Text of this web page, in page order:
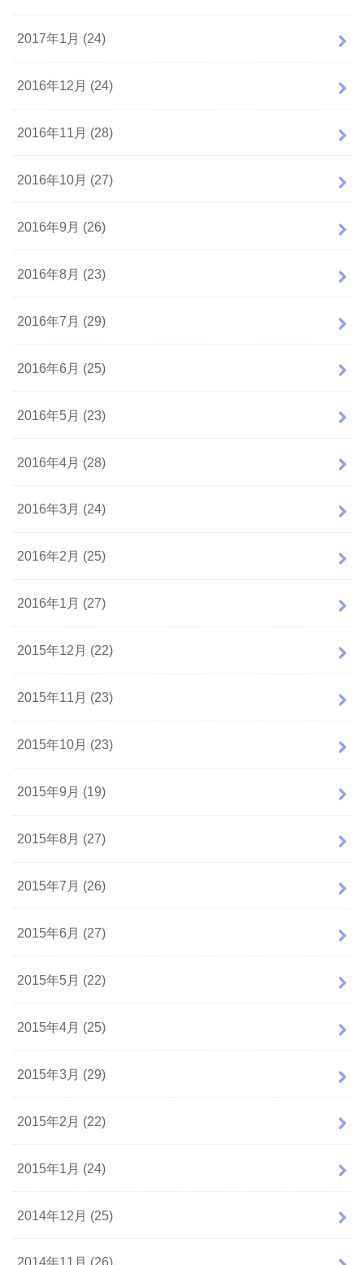
2017年1月 (24)
2016年12月 (24)
2016年11月 (28)
2016年10月 (27)
2016年9月 (26)
2016年8月 (23)
2016年7月 (29)
2016年6月 (25)
2016年5月 (23)
2016年4月 (28)
2016年3月 (24)
2016年2月 (25)
2016年1月 (27)
2015年12月 (22)
2015年11月 (23)
2015年10月 (23)
2015年9月 (19)
2015年8月 (27)
2015年7月 (26)
2015年6月 (27)
2015年5月 (22)
2015年4月 (25)
2015年3月 (29)
2015年2月 (22)
2015年1月 (24)
2014年12月 (25)